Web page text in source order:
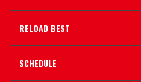
RELOAD BEST
SCHEDULE